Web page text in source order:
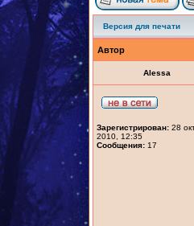
Версия для печати
Автор
Alessa
Зарегистрирован: 28
2010, 12:35
Сообщения: 17